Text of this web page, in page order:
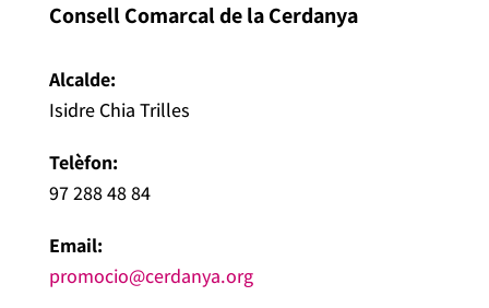
Consell Comarcal de la Cerdanya
Alcalde:
Isidre Chia Trilles
Telèfon:
97 288 48 84
Email:
promocio@cerdanya.org